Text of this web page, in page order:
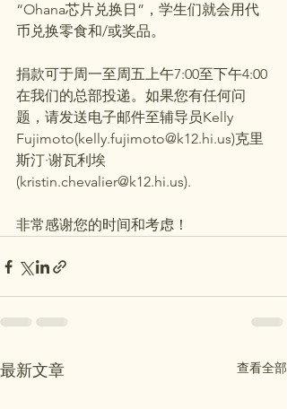
“Ohana芯片兑换日”，学生们就会用代
币兑换零食和/或奖品。
捐款可于周一至周五上午7:00至下午4:00
在我们的总部投递。如果您有任何问
题，请发送电子邮件至辅导员Kelly
Fujimoto(kelly.fujimoto@k12.hi.us)克里
斯汀·谢瓦利埃
(kristin.chevalier@k12.hi.us).
非常感谢您的时间和考虑！
最新文章 查看全部